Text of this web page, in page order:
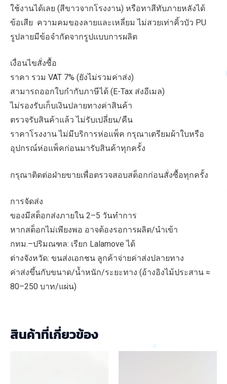
ใช้งานได้เลย (สีขาวจากโรงงาน) หรือทาสีทับภายหลังได้
ข้อเสีย ความคมของลายและเหลี่ยม ไม่สวยเท่าคิ้วบัว PU
รูปลายมีข้อจำกัดจากรูปแบบการผลิต
เงื่อนไขสั่งซื้อ
ราคา รวม VAT 7% (ยังไม่รวมค่าส่ง)
สามารถออกใบกำกับภาษีได้ (E-Tax ส่งอีเมล)
ไม่รองรับเก็บเงินปลายทางค่าสินค้า
ตรวจรับสินค้าแล้ว ไม่รับเปลี่ยน/คืน
ราคาโรงงาน ไม่มีบริการห่อแพ็ค กรุณาเตรียมผ้าใบหรือ
อุปกรณ์ห่อแพ็คก่อนมารับสินค้าทุกครั้ง
กรุณาติดต่อฝ่ายขายเพื่อตรวจสอบสต็อกก่อนสั่งซื้อทุกครั้ง
การจัดส่ง
ของมีสต็อกส่งภายใน 2–5 วันทำการ
หากสต็อกไม่เพียงพอ อาจต้องรอการผลิต/นำเข้า
กทม.–ปริมณฑล: เรียก Lalamove ได้
ต่างจังหวัด: ขนส่งเอกชน ลูกค้าจ่ายค่าส่งปลายทาง
ค่าส่งขึ้นกับขนาด/น้ำหนัก/ระยะทาง (อ้างอิงไม้ประสาน ≈
80–250 บาท/แผ่น)
สินค้าที่เกี่ยวข้อง